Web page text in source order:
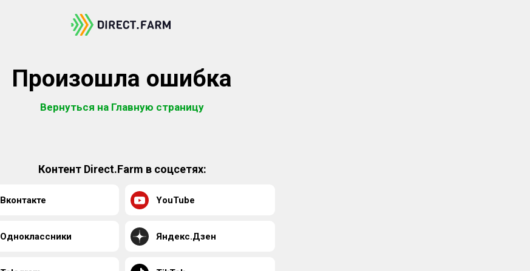
Произошла ошибка
Вернуться на Главную страницу
Контент Direct.Farm в соцсетях:
Вконтакте YouTube
Одноклассники Яндекс.Дзен